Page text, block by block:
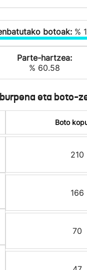
botoak: %
Parte-hartzea:
% 60.58
eta boto-
Boto
210
166
70